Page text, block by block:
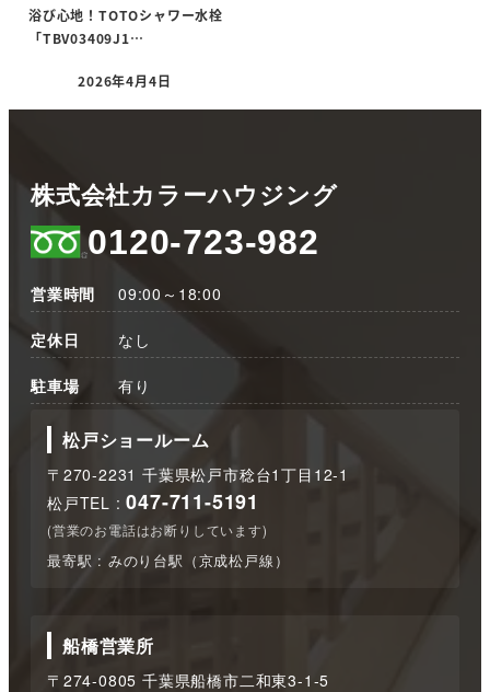
浴び心地！TOTOシャワー水栓
「TBV03409J1…
2026年4月4日
株式会社カラーハウジング
0120-723-982
営業時間 09:00～18:00
定休日 なし
駐車場 有り
松戸ショールーム
〒270-2231 千葉県松戸市稔台1丁目12-1
松戸TEL :047-711-5191
(営業のお電話はお断りしています)
最寄駅 : みのり台駅（京成松戸線）
船橋営業所
〒274-0805 千葉県船橋市二和東3-1-5